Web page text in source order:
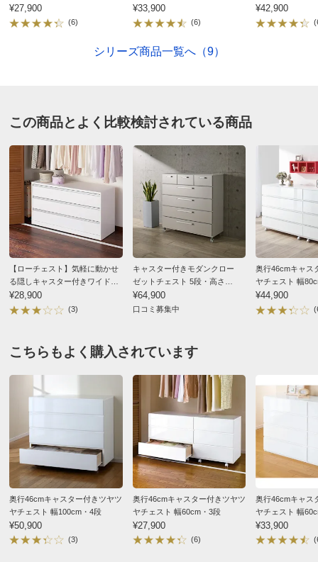
（お客様にてキャスターや簡単な取っ手の取り付けをして
いただきます。）
■【引き出し内寸（約：cm）】幅90.5奥行37高さ12
■底面から引出し下部までの高さ 約2.7cm
ディノスのサイズ（家具） 取扱説明書（PDFファイル）
商品の特徴
F☆☆☆☆素材
ホルムアルデヒドの発生を最小限に抑えた素材
（F☆☆☆☆合板・塗料・接着剤）を主材にした商
¥27,900
(6)
¥33,900
(6)
¥42,900
シリーズ商品一覧へ（9）
この商品とよく比較検討されている商品
【ローチェスト】気軽に動かせ
る隠しキャスター付きワイドク
ローゼットチェスト 幅120cm・
3段高さ67cm
¥28,900
(3)
キャスター付きモダンクロー
ゼットチェスト 5段・高さ
105cm幅100cm
¥64,900
口コミ募集中
奥行46cmキャス
ヤチェスト 幅
¥44,900
こちらもよく購入されています
奥行46cmキャスター付きツヤツ
ヤチェスト 幅100cm・4段
¥50,900
(3)
奥行46cmキャスター付きツヤツ
ヤチェスト 幅60cm・3段
¥27,900
(6)
奥行46cmキャス
ヤチェスト 幅
¥33,900